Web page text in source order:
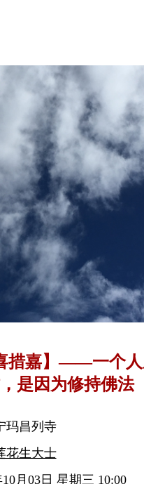
措嘉】——一个
是因为修持佛法
玛昌列寺
花生大士
月03日 星期三 10:00